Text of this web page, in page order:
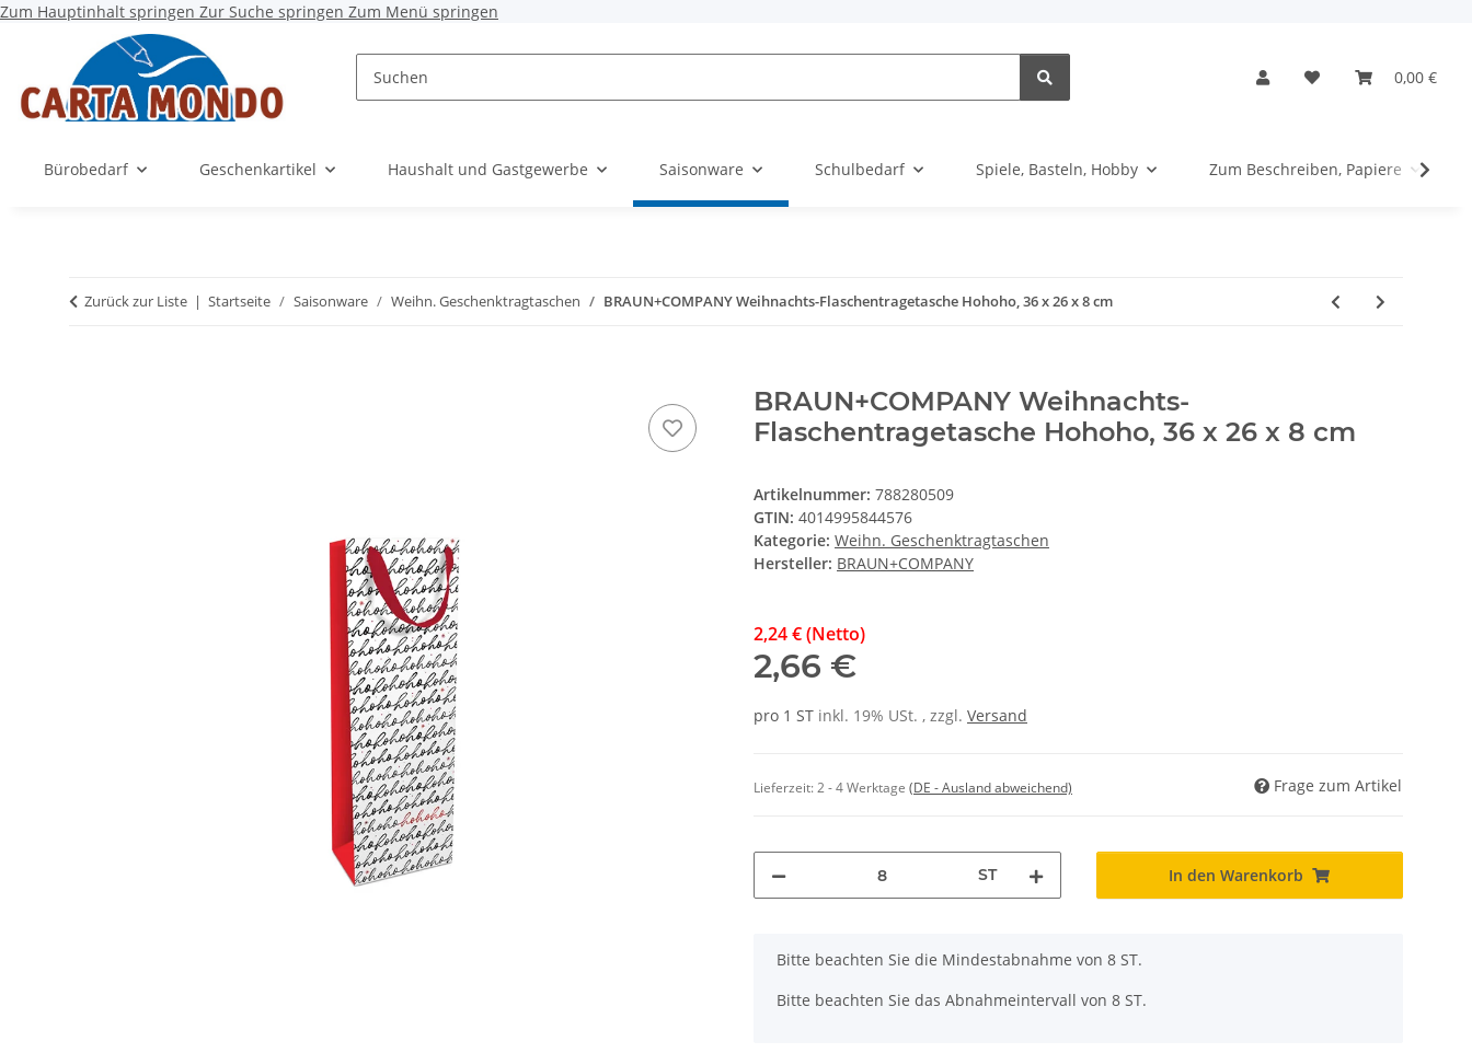
Zum Hauptinhalt springen Zur Suche springen Zum Menü springen
0,00 €
Bürobedarf Geschenkartikel Haushalt und Gastgewerbe Saisonware Schulbedarf Spiele, Basteln, Hobby Zum Beschreiben, Papiere
Zurück zur Liste Startseite Saisonware Weihn. Geschenktragtaschen BRAUN+COMPANY Weihnachts-Flaschentragetasche Hohoho, 36 x 26 x 8 cm
BRAUN+COMPANY Weihnachts-
Flaschentragetasche Hohoho, 36 x 26 x 8 cm
Artikelnummer: 788280509
GTIN: 4014995844576
Kategorie: Weihn. Geschenktragtaschen
Hersteller: BRAUN+COMPANY
2,24 € (Netto)
2,66 €
pro 1 ST inkl. 19% USt. , zzgl. Versand
Lieferzeit:2 - 4 Werktage (DE - Ausland abweichend) Frage zum Artikel
ST In den Warenkorb
x
Bitte beachten Sie die Mindestabnahme von 8 ST.
Bitte beachten Sie das Abnahmeintervall von 8 ST.